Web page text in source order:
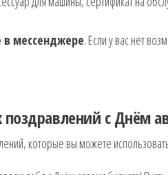
мессенджере. Если у вас нет
с Днём
которые вы можете